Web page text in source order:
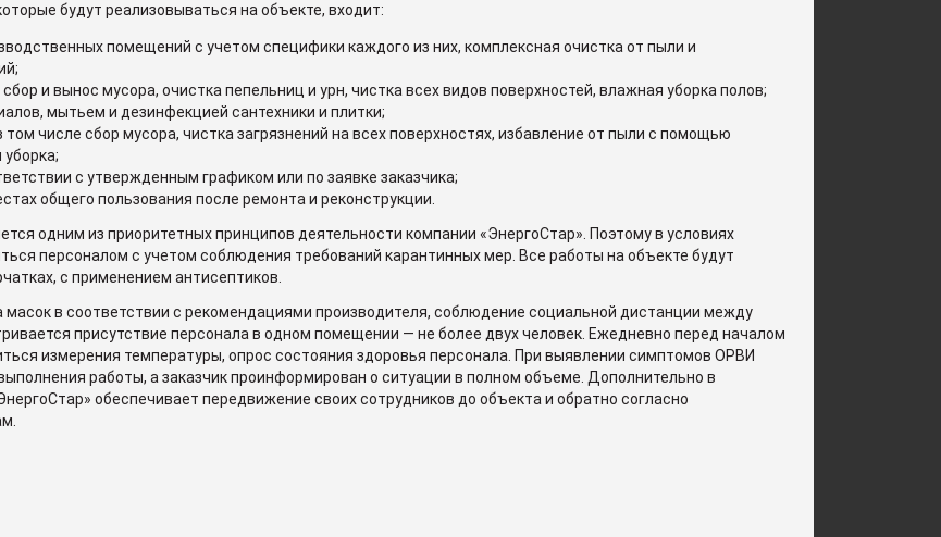
будут реализовываться на объекте, входит:
помещений с учетом специфики каждого из них, комплексная очистка от пыли и
и вынос мусора, очистка пепельниц и урн, чистка всех видов поверхностей, влажная уборка полов;
мытьем и дезинфекцией сантехники и плитки;
числе сбор мусора, чистка загрязнений на всех поверхностях, избавление от пыли с помощью
с утвержденным графиком или по заявке заказчика;
общего пользования после ремонта и реконструкции.
одним из приоритетных принципов деятельности компании «ЭнергоСтар». Поэтому в условиях
персоналом с учетом соблюдения требований карантинных мер. Все работы на объекте будут
с применением антисептиков.
масок в соответствии с рекомендациями производителя, соблюдение социальной дистанции между
присутствие персонала в одном помещении — не более двух человек. Ежедневно перед началом
измерения температуры, опрос состояния здоровья персонала. При выявлении симптомов ОРВИ
работы, а заказчик проинформирован о ситуации в полном объеме. Дополнительно в
обеспечивает передвижение своих сотрудников до объекта и обратно согласно